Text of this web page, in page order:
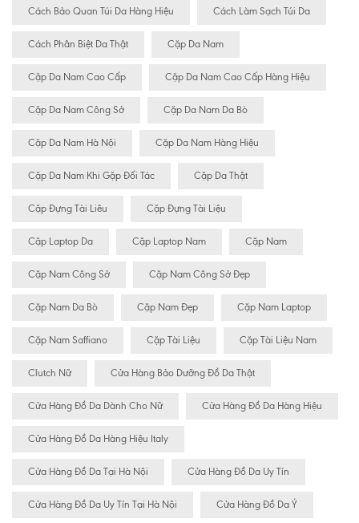
Cách Bảo Quan Túi Da Hàng Hiệu Cách Làm Sạch Túi Da
Cách Phân Biệt Da Thật Cặp Da Nam
Cặp Da Nam Cao Cấp Cặp Da Nam Cao Cấp Hàng Hiệu
Cặp Da Nam Công Sở Cặp Da Nam Da Bò
Cặp Da Nam Hà Nội Cặp Da Nam Hàng Hiệu
Cặp Da Nam Khi Gặp Đối Tác Cặp Da Thật
Cặp Đựng Tài Liêu Cặp Đựng Tài Liệu
Cặp Laptop Da Cặp Laptop Nam Cặp Nam
Cặp Nam Công Sở Cặp Nam Công Sở Đẹp
Cặp Nam Da Bò Cặp Nam Đẹp Cặp Nam Laptop
Cặp Nam Saffiano Cặp Tài Liệu Cặp Tài Liệu Nam
Clutch Nữ Cửa Hàng Bảo Dưỡng Đồ Da Thật
Cửa Hàng Đồ Da Dành Cho Nữ Cửa Hàng Đồ Da Hàng Hiệu
Cửa Hàng Đồ Da Hàng Hiệu Italy
Cửa Hàng Đồ Da Tại Hà Nội Cửa Hàng Đồ Da Uy Tín
Cửa Hàng Đồ Da Uy Tín Tại Hà Nội Cửa Hàng Đồ Da Ý